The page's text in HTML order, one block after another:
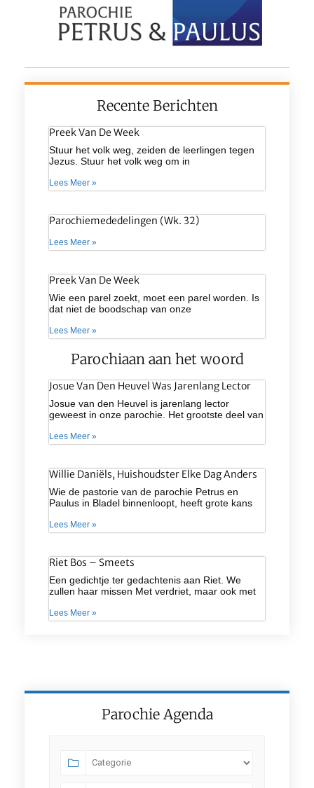
Recente Berichten
Preek Van De Week
Stuur het volk weg, zeiden de leerlingen tegen
Jezus. Stuur het volk weg om in
Lees Meer »
Parochiemededelingen (wk. 32)
Lees Meer »
Preek Van De Week
Wie een parel zoekt, moet een parel worden. Is
dat niet de boodschap van onze
Lees Meer »
Parochiaan aan het woord
Josue Van Den Heuvel Was Jarenlang Lector
Josue van den Heuvel is jarenlang lector
geweest in onze parochie. Het grootste deel van
Lees Meer »
Willie Daniëls, Huishoudster Elke Dag Anders
Wie de pastorie van de parochie Petrus en
Paulus in Bladel binnenloopt, heeft grote kans
Lees Meer »
Riet Bos – Smeets
Een gedichtje ter gedachtenis aan Riet. We
zullen haar missen Met verdriet, maar ook met
Lees Meer »
Parochie Agenda